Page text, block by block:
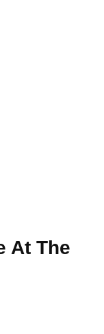
At The